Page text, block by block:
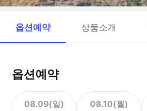
옵션예약 상품소개
옵션예약
08.09(일) 08.10(월)